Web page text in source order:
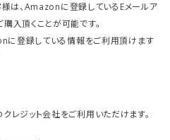
は、Amazonに登録しているEメールア
入頂くことが可能です。
に登録している情報をご利用頂けます
レジット会社をご利用いただけます。